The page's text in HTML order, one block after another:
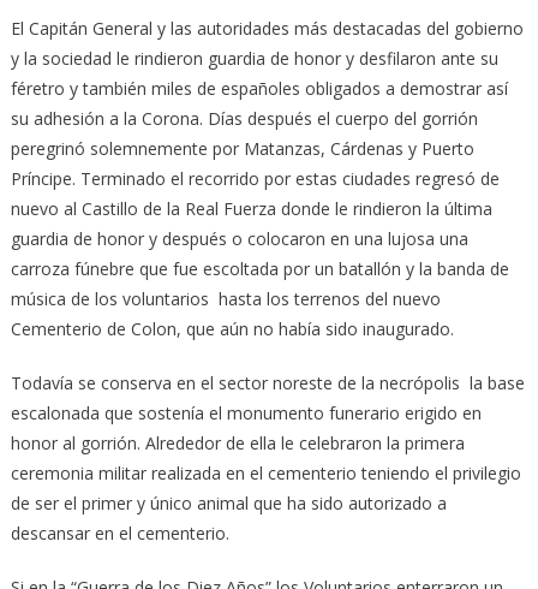
El Capitán General y las autoridades más destacadas del gobierno
y la sociedad le rindieron guardia de honor y desfilaron ante su
féretro y también miles de españoles obligados a demostrar así
su adhesión a la Corona. Días después el cuerpo del gorrión
peregrinó solemnemente por Matanzas, Cárdenas y Puerto
Príncipe. Terminado el recorrido por estas ciudades regresó de
nuevo al Castillo de la Real Fuerza donde le rindieron la última
guardia de honor y después o colocaron en una lujosa una
carroza fúnebre que fue escoltada por un batallón y la banda de
música de los voluntarios hasta los terrenos del nuevo
Cementerio de Colon, que aún no había sido inaugurado.
Todavía se conserva en el sector noreste de la necrópolis la base
escalonada que sostenía el monumento funerario erigido en
honor al gorrión. Alrededor de ella le celebraron la primera
ceremonia militar realizada en el cementerio teniendo el privilegio
de ser el primer y único animal que ha sido autorizado a
descansar en el cementerio.